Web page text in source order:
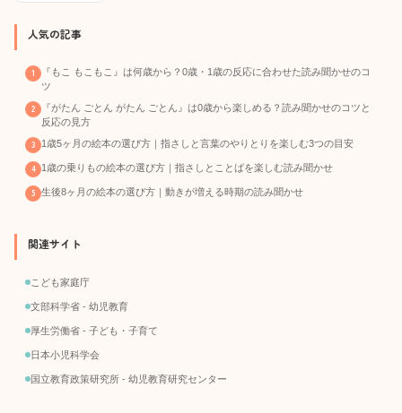
人気の記事
『もこ もこもこ』は何歳から？0歳・1歳の反応に合わせた読み聞かせのコ
ツ
『がたん ごとん がたん ごとん』は0歳から楽しめる？読み聞かせのコツと
反応の見方
1歳5ヶ月の絵本の選び方｜指さしと言葉のやりとりを楽しむ3つの目安
1歳の乗りもの絵本の選び方｜指さしとことばを楽しむ読み聞かせ
生後8ヶ月の絵本の選び方｜動きが増える時期の読み聞かせ
関連サイト
こども家庭庁
文部科学省 - 幼児教育
厚生労働省 - 子ども・子育て
日本小児科学会
国立教育政策研究所 - 幼児教育研究センター